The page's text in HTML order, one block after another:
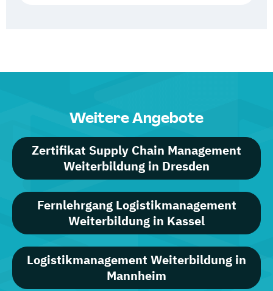
Weitere Angebote
Zertifikat Supply Chain Management
Weiterbildung in Dresden
Fernlehrgang Logistikmanagement
Weiterbildung in Kassel
Logistikmanagement Weiterbildung in
Mannheim